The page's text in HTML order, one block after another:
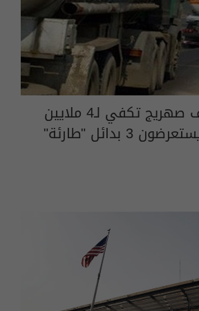
العراق يملك 20 الف صهريج تكفي لـ4 ملايين
برميل يوما.. خبراء يستعرضون 3 بدائل "طارئة"